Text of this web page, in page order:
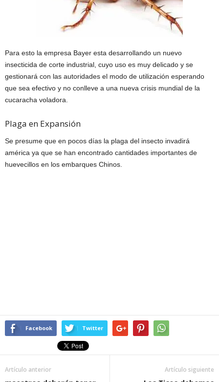
Para esto la empresa Bayer esta desarrollando un nuevo
insecticida de corte industrial, cuyo uso es muy delicado y se
gestionará con las autoridades el modo de utilización esperando
que sea efectivo y no conlleve a una nueva crisis mundial de la
cucaracha voladora.
Plaga en Expansión
Se presume que en pocos días la plaga del insecto invadirá
américa ya que se han encontrado cantidades importantes de
huevecillos en los embarques Chinos.
Facebook Twitter
Artículo anterior Artículo siguiente